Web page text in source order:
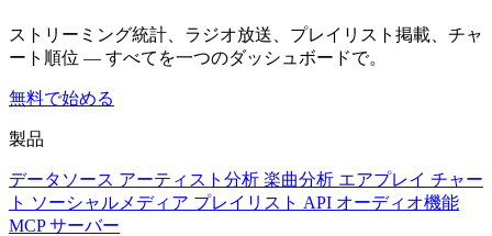
ストリーミング統計、ラジオ放送、プレイリスト掲載、チャ
ート順位 — すべてを一つのダッシュボードで。
無料で始める
製品
データソース アーティスト分析 楽曲分析 エアプレイ チャー
ト ソーシャルメディア プレイリスト API オーディオ機能
MCP サーバー